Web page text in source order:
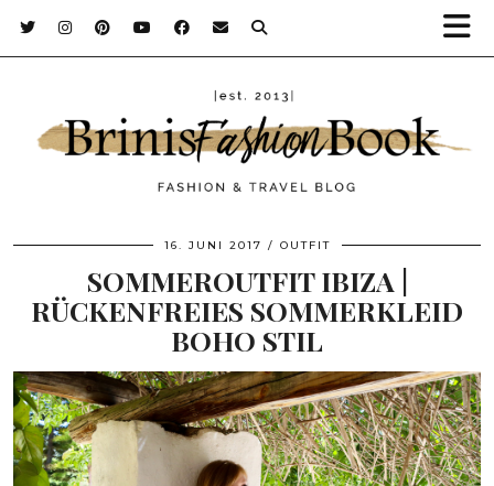
16. JUNI 2017 OUTFIT
SOMMEROUTFIT IBIZA |
RÜCKENFREIES SOMMERKLEID
BOHO STIL